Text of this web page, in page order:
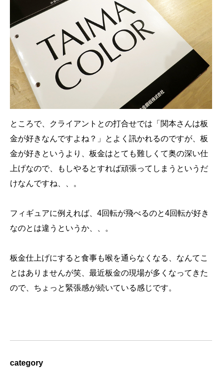
ところで、クライアントとの打合せでは「関本さんは板
金が好きなんですよね？」とよく訊かれるのですが、板
金が好きというより、板金はとても難しくて奥の深い仕
上げなので、もしやるとすれば頑張ってしまうというだ
けなんですね、、。
フィギュアに例えれば、4回転が飛べるのと4回転が好き
なのとは違うというか、、。
板金仕上げにすると食事も喉を通らなくなる、なんてこ
とはありませんが笑、最近板金の現場が多くなってきた
ので、ちょっと緊張感が続いている感じです。
category